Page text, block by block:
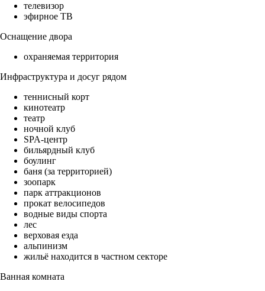
телевизор
эфирное ТВ
Оснащение двора
охраняемая территория
Инфраструктура и досуг рядом
теннисный корт
кинотеатр
театр
ночной клуб
SPA-центр
бильярдный клуб
боулинг
баня (за территорией)
зоопарк
парк аттракционов
прокат велосипедов
водные виды спорта
лес
верховая езда
альпинизм
жильё находится в частном секторе
Ванная комната